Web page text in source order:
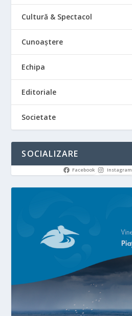
Cultură & Spectacol
Cunoaștere
Echipa
Editoriale
Societate
SOCIALIZARE
Facebook Instagram